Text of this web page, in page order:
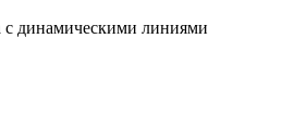
с динамическими линиями